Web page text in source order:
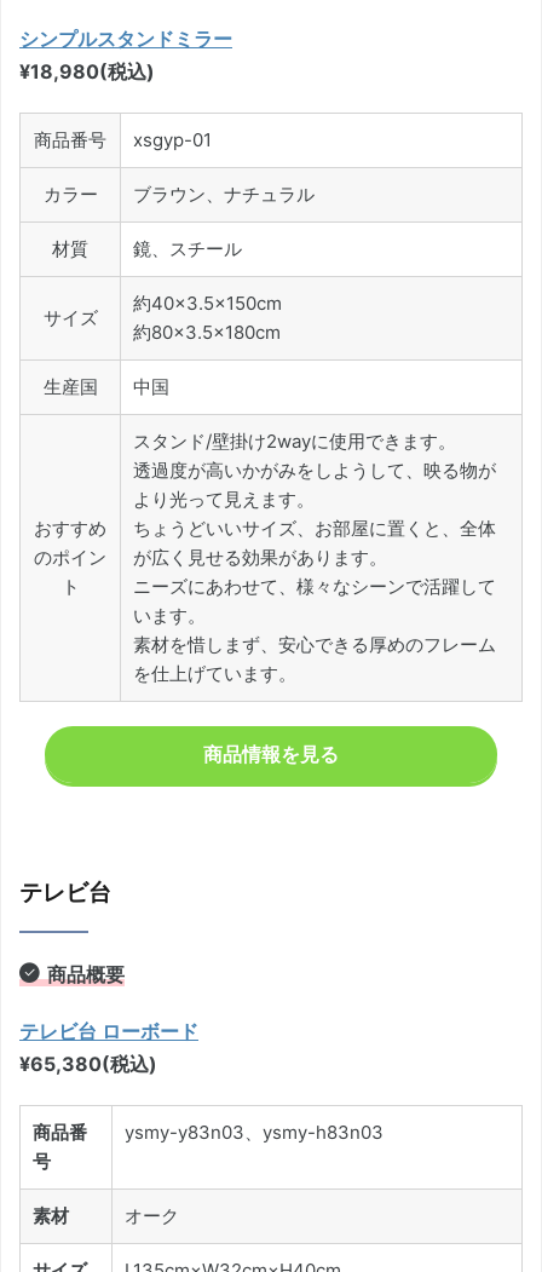
シンプルスタンドミラー
¥18,980(税込)
商品番号 xsgyp-01
カラー ブラウン、ナチュラル
材質 鏡、スチール
サイズ
約40×3.5×150cm
約80×3.5×180cm
生産国 中国
おすすめ
のポイン
ト
スタンド/壁掛け2wayに使用できます。
透過度が高いかがみをしようして、映る物が
より光って見えます。
ちょうどいいサイズ、お部屋に置くと、全体
が広く見せる効果があります。
ニーズにあわせて、様々なシーンで活躍して
います。
素材を惜しまず、安心できる厚めのフレーム
を仕上げています。
商品情報を見る
テレビ台
商品概要
テレビ台 ローボード
¥65,380(税込)
商品番
号
ysmy-y83n03、ysmy-h83n03
素材 オーク